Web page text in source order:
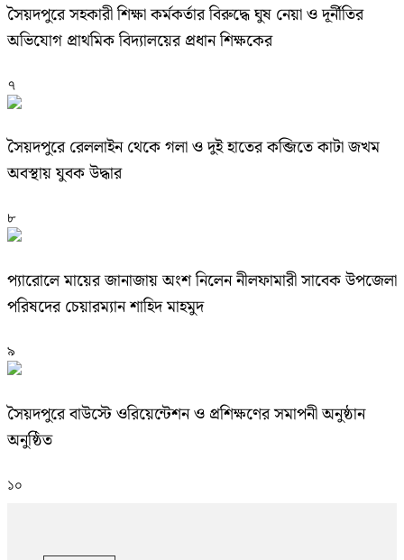
সৈয়দপুরে সহকারী শিক্ষা কর্মকর্তার বিরুদ্ধে ঘুষ নেয়া ও দূর্নীতির
অভিযোগ প্রাথমিক বিদ্যালয়ের প্রধান শিক্ষকের
৭
সৈয়দপুরে রেললাইন থেকে গলা ও দুই হাতের কব্জিতে কাটা জখম
অবস্থায় যুবক উদ্ধার
৮
প্যারোলে মায়ের জানাজায় অংশ নিলেন নীলফামারী সাবেক উপজেলা
পরিষদের চেয়ারম্যান শাহিদ মাহমুদ
৯
সৈয়দপুরে বাউস্টে ওরিয়েন্টেশন ও প্রশিক্ষণের সমাপনী অনুষ্ঠান
অনুষ্ঠিত
১০